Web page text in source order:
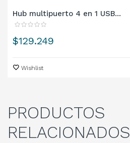
Hub multipuerto 4 en 1 USB...
Precio
$129.249
Wishlist
PRODUCTOS
RELACIONADOS